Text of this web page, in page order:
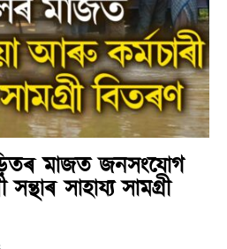
মাজত জনসংযোগ
সাহায্য সামগ্ৰী